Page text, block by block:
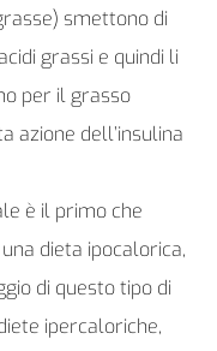
smettono di
grassi e quindi li
per il grasso
azione dell’insulina
è il primo che
dieta ipocalorica,
di questo tipo di
ipercaloriche,